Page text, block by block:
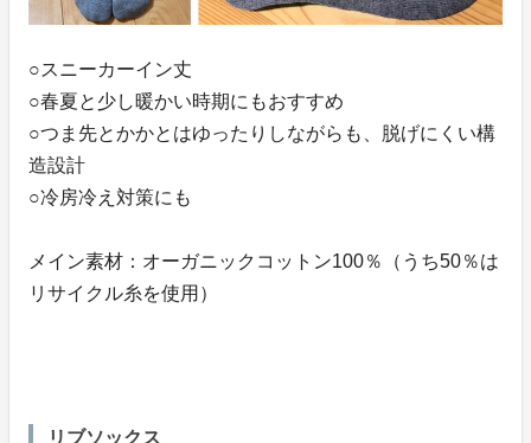
○スニーカーイン丈
○春夏と少し暖かい時期にもおすすめ
○つま先とかかとはゆったりしながらも、脱げにくい構
造設計
○冷房冷え対策にも
メイン素材：オーガニックコットン100％（うち50％は
リサイクル糸を使用）
リブソックス